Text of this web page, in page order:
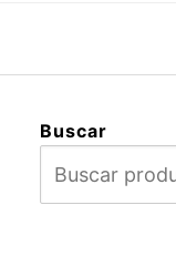
Buscar